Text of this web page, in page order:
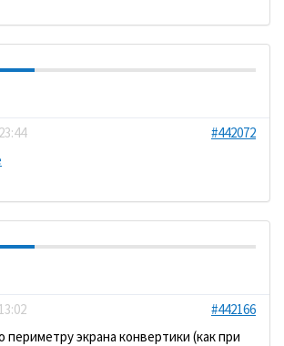
#442072
#442166
периметру экрана конвертики (как при